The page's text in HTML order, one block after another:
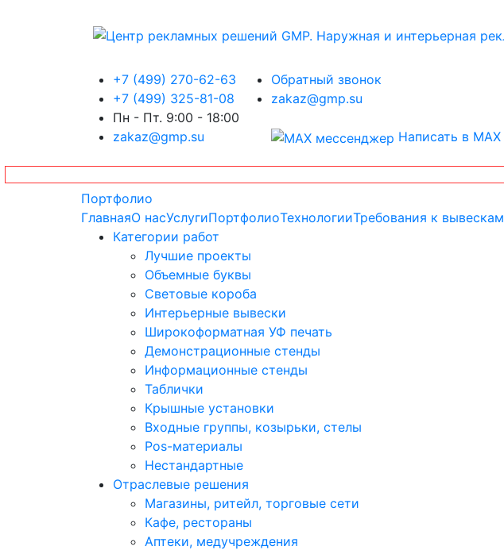
+7 (499) 270-62-63
+7 (499) 325-81-08
Пн - Пт. 9:00 - 18:00
zakaz@gmp.su
Обратный звонок
zakaz@gmp.su
Написать в MAX
Портфолио
ГлавнаяО насУслугиПортфолиоТехнологииТребования к вывескам
Категории работ
Лучшие проекты
Объемные буквы
Световые короба
Интерьерные вывески
Широкоформатная УФ печать
Демонстрационные стенды
Информационные стенды
Таблички
Крышные установки
Входные группы, козырьки, стелы
Pos-материалы
Нестандартные
Отраслевые решения
Магазины, ритейл, торговые сети
Кафе, рестораны
Аптеки, медучреждения